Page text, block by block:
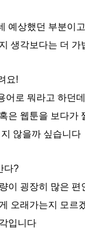
예상했던 부분이고
생각보다는 더 가
요!
어로 뭐라고 하던데
은 웹툰을 보다가
않을까 싶습니다
다?
이 굉장히 많은 편
오래가는지 모르
입니다